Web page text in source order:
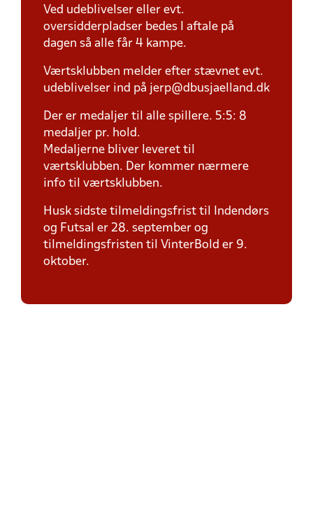
Ved udeblivelser eller evt.
oversidderpladser bedes I aftale på
dagen så alle får 4 kampe.
Værtsklubben melder efter stævnet evt.
udeblivelser ind på jerp@dbusjaelland.dk
Der er medaljer til alle spillere. 5:5: 8
medaljer pr. hold.
Medaljerne bliver leveret til
værtsklubben. Der kommer nærmere
info til værtsklubben.
Husk sidste tilmeldingsfrist til Indendørs
og Futsal er 28. september og
tilmeldingsfristen til VinterBold er 9.
oktober.